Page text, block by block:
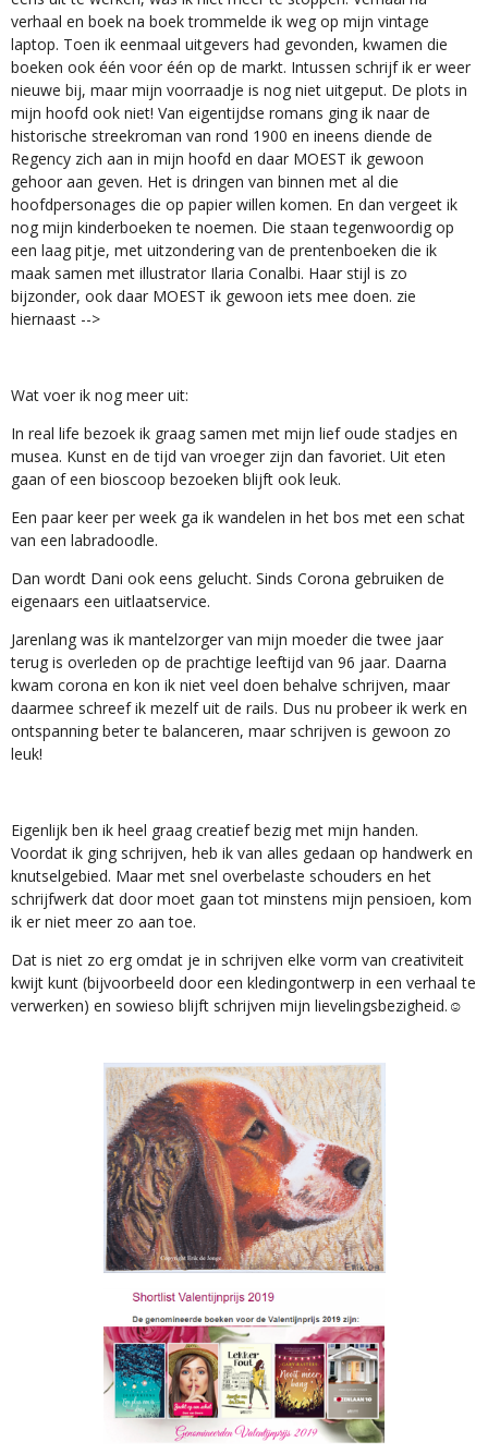
verhaal en boek na boek trommelde ik weg op mijn vintage
laptop. Toen ik eenmaal uitgevers had gevonden, kwamen die
boeken ook één voor één op de markt. Intussen schrijf ik er weer
nieuwe bij, maar mijn voorraadje is nog niet uitgeput. De plots in
mijn hoofd ook niet! Van eigentijdse romans ging ik naar de
historische streekroman van rond 1900 en ineens diende de
Regency zich aan in mijn hoofd en daar MOEST ik gewoon
gehoor aan geven. Het is dringen van binnen met al die
hoofdpersonages die op papier willen komen. En dan vergeet ik
nog mijn kinderboeken te noemen. Die staan tegenwoordig op
een laag pitje, met uitzondering van de prentenboeken die ik
maak samen met illustrator Ilaria Conalbi. Haar stijl is zo
bijzonder, ook daar MOEST ik gewoon iets mee doen. zie
hiernaast -->
Wat voer ik nog meer uit:
In real life bezoek ik graag samen met mijn lief oude stadjes en
musea. Kunst en de tijd van vroeger zijn dan favoriet. Uit eten
gaan of een bioscoop bezoeken blijft ook leuk.
Een paar keer per week ga ik wandelen in het bos met een schat
van een labradoodle.
Dan wordt Dani ook eens gelucht. Sinds Corona gebruiken de
eigenaars een uitlaatservice.
Jarenlang was ik mantelzorger van mijn moeder die twee jaar
terug is overleden op de prachtige leeftijd van 96 jaar. Daarna
kwam corona en kon ik niet veel doen behalve schrijven, maar
daarmee schreef ik mezelf uit de rails. Dus nu probeer ik werk en
ontspanning beter te balanceren, maar schrijven is gewoon zo
leuk!
Eigenlijk ben ik heel graag creatief bezig met mijn handen.
Voordat ik ging schrijven, heb ik van alles gedaan op handwerk en
knutselgebied. Maar met snel overbelaste schouders en het
schrijfwerk dat door moet gaan tot minstens mijn pensioen, kom
ik er niet meer zo aan toe.
Dat is niet zo erg omdat je in schrijven elke vorm van creativiteit
kwijt kunt (bijvoorbeeld door een kledingontwerp in een verhaal te
verwerken) en sowieso blijft schrijven mijn lievelingsbezigheid.☺